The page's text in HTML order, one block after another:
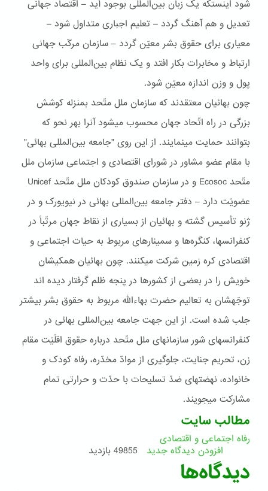
شود اينستکه يک زبان بين‌المللی بوجود آيد – اقتصاد جهانی
تعديل و هم آهنگ گردد – تعليم اجباری متداول شود –
معياری برای حقوق بشر معيّن گردد – سازمان مرکّب جهانی
ارتباط و مخابرات بکار افتد و يک نظام بين‌المللى برای واحد
پول و وزن اندازه معيّن شود.
چون بهائيان معتقدند که سازمان ملل متّحد بمنزله کوشش
بزرگی در راه اتّحاد جهان محسوب ميشود آنرا بهر نحو که
بتوانند حمايت مينمايند. از اين روی "جامعه بين‌المللی بهائی"
با مقام عضو مشاور در شورای اقتصادی و اجتماعی سازمان ملل
متّحد Ecosoc و در سازمان صندوق کودکان ملل متّحد Unicef
عضويّت دارد – دفتر جامعه بين‌المللی بهائی در نيويورک و در
ژنو تأسيس گشته و بهائيان از بسياری از نقاط جهان مرتّباً در
کنفرانسها، کنگره‌ها و سمينارهای مربوط به حيات اجتماعی و
اقتصادی کره زمين شرکت ميکنند. چون بهائيان همکيشان
خويش را در بعضی از کشورها در پنجه ظلم گرفتار ديده اند
توجّهشان به تعاليم حضرت بهاءاللّه مربوط به حقوق بشر بيشتر
جلب شده است. از اين جهت جامعه بين‌المللی بهائی در
کنفرانسهای شور سازمانهای ملل متّحد درباره حقوق اقلّيّت مقام
زن، تحريم جنايت، جلوگيری از موادّ مخدّره، رفاه کودک و
خانواده، نهضتهای ضدّ تسليحات با حدّت و حرارتی تمام
مشارکت ميجويند.
مطالب سایت
رفاه اجتماعی و اقتصادی
افزودن دیدگاه جدید
49855 بازدید
دیدگاه‌ها